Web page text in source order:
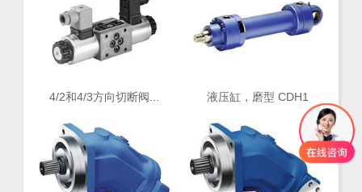
4/2和4/3方向切断阀... 液压缸，磨型 CDH1